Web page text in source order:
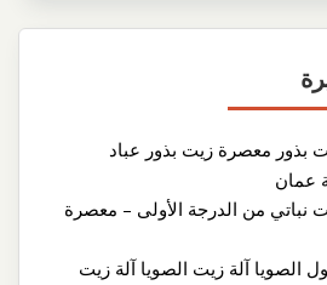
بذور معصرة زيت بذور عباد
عمان
نباتي من الدرجة الأولى – معصرة
الصويا آلة زيت الصويا آلة زيت